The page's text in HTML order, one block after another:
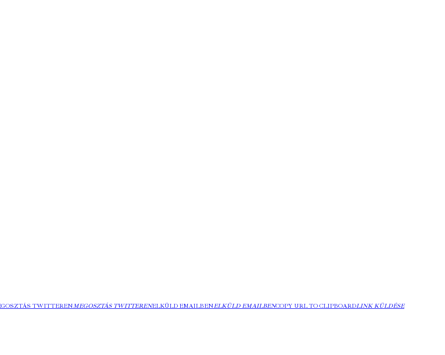
TWITTERENMEGOSZTÁS TWITTERENELKÜLD EMAILBENELKÜLD EMAILBENCOPY URL TO CLIPBOARDLINK KÜLDÉSE